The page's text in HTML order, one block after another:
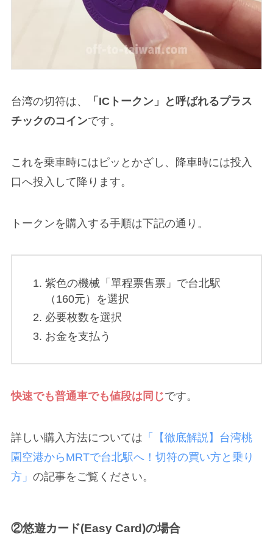
台湾の切符は、
「ICトークン」と呼ばれるプラス
チックのコインです。
これを乗車時にはピッとかざし、降車時には投入
口へ投入して降ります。
トークンを購入する手順は下記の通り。
紫色の機械「單程票售票」で台北駅
（160元）を選択
必要枚数を選択
お金を支払う
快速でも普通車でも値段は同じです。
詳しい購入方法については 「【徹底解説】台湾桃
園空港からMRTで台北駅へ！切符の買い方と乗り
方」 の記事をご覧ください。
②悠遊カード(Easy Card)の場合